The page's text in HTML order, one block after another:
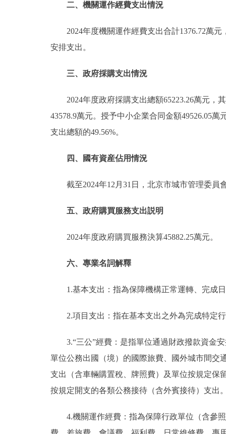
二、機關運作經費支出情況
2024年度機關運作經費支出合計1376.72萬
安排支出。
三、政府採購支出情況
2024年度政府採購支出總額65223.26萬元，
43578.9萬元。授予中小企業合同金額49526.05
支出總額的49.56%。
四、國有資産佔用情況
截至2024年12月31日，北京市城市管理委員
五、政府購買服務支出説明
2024年度政府購買服務決算45882.25萬元。
六、專業名詞解釋
1.基本支出：指為保障機構正常運轉、完成
2.項目支出：指在基本支出之外為完成特定
3.“三公”經費：是指單位通過財政撥款資金
單位公務出國（境）的國際旅費、國外城市間交
支出（含車輛購置稅、牌照費）及單位按規定保
按規定開支的各類公務接待（含外賓接待）支出
4.機關運作經費：指為保障行政單位（含參